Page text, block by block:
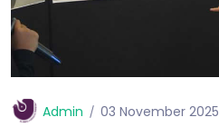
Admin 03 November 2025